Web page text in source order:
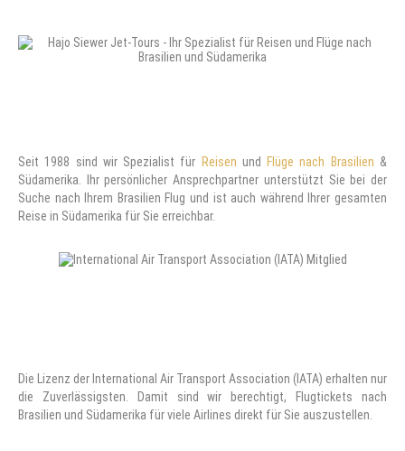
Seit 1988 sind wir Spezialist für Reisen und Flüge nach Brasilien &
Südamerika. Ihr persönlicher Ansprechpartner unterstützt Sie bei der
Suche nach Ihrem Brasilien Flug und ist auch während Ihrer gesamten
Reise in Südamerika für Sie erreichbar.
Die Lizenz der International Air Transport Association (IATA) erhalten nur
die Zuverlässigsten. Damit sind wir berechtigt, Flugtickets nach
Brasilien und Südamerika für viele Airlines direkt für Sie auszustellen.